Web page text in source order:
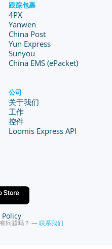
跟踪包裹
4PX
Yanwen
China Post
Yun Express
Sunyou
China EMS (ePacket)
公司
关于我们
工作
控件
Loomis Express API
问题吗？ —联系我们
Policy